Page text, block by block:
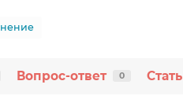
Вопрос-ответ 0